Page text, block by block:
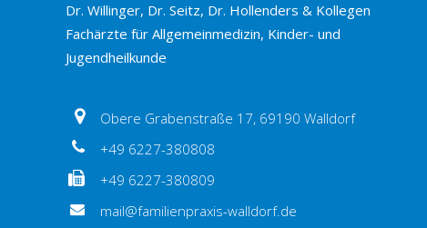
Dr. Willinger, Dr. Seitz, Dr. Hollenders & Kollegen
Fachärzte für Allgemeinmedizin, Kinder- und
Jugendheilkunde
Obere Grabenstraße 17, 69190 Walldorf
+49 6227-380808
+49 6227-380809
mail@familienpraxis-walldorf.de